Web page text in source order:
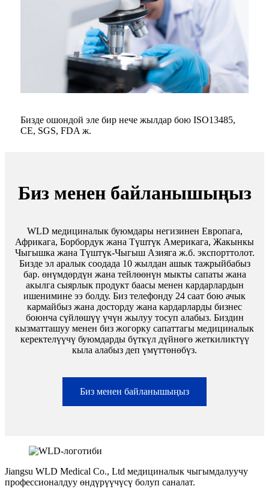
Бизде ошондой эле бир нече жылдар бою ISO13485,
CE, SGS, FDA ж.
Биз менен байланышыңыз
WLD медициналык буюмдары негизинен Европага,
Африкага, Борбордук жана Түштүк Америкага, Жакынкы
Чыгышка жана Түштүк-Чыгыш Азияга ж.б. экспорттолот.
Бизде эл аралык соодада 10 жылдан ашык тажрыйбабыз
бар. өнүмдөрдүн жана тейлөөнүн мыкты сапаты жана
акылга сыярлык продукт баасы менен кардарлардын
ишенимине ээ болду. Биз телефонду 24 саат бою ачык
кармайбыз жана досторду жана кардарларды бизнес
боюнча сүйлөшүү үчүн жылуу тосуп алабыз. Биздин
кызматташуу менен биз жогорку сапаттагы медициналык
керектелүүчү буюмдарды бүткүл дүйнөгө жеткиликтүү
кыла алабыз деп үмүттөнөбүз.
Биз менен байланышыңыз
Jiangsu WLD Medical Co., Ltd медициналык чыгымдалуучу
профессионалдуу өндүрүүчүсү болуп саналат.